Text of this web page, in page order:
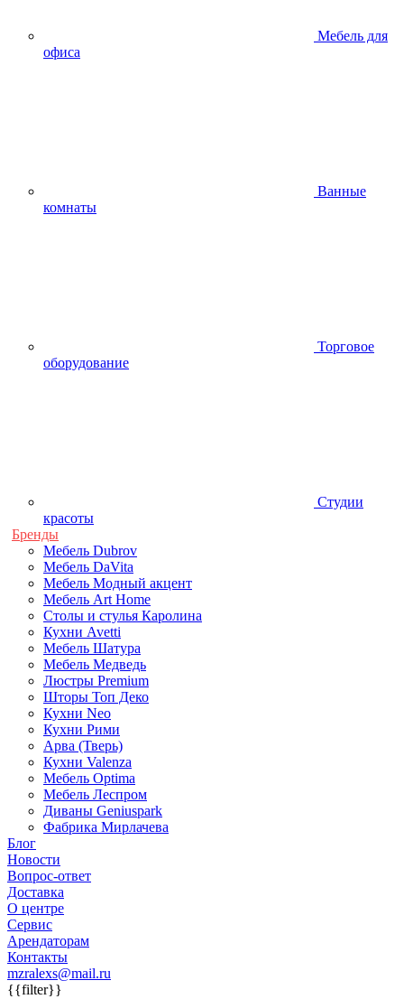
Мебель для
офиса
Ванные
комнаты
Торговое
оборудование
Студии
красоты
Бренды
Мебель Dubrov
Мебель DaVita
Мебель Модный акцент
Мебель Art Home
Столы и стулья Каролина
Кухни Avetti
Мебель Шатура
Мебель Медведь
Люстры Premium
Шторы Топ Деко
Кухни Neo
Кухни Рими
Арва (Тверь)
Кухни Valenza
Мебель Optima
Мебель Леспром
Диваны Geniuspark
Фабрика Мирлачева
Блог
Новости
Вопрос-ответ
Доставка
О центре
Сервис
Арендаторам
Контакты
mzralexs@mail.ru
{{filter}}